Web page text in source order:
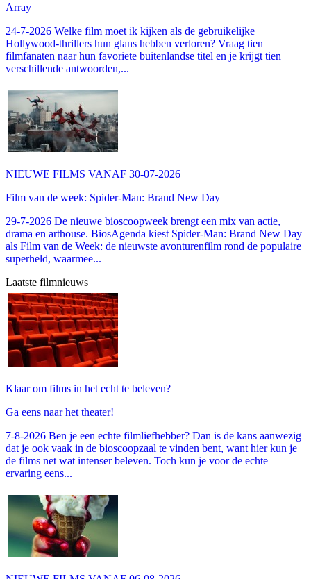
Array
24-7-2026 Welke film moet ik kijken als de gebruikelijke
Hollywood-thrillers hun glans hebben verloren? Vraag tien
filmfanaten naar hun favoriete buitenlandse titel en je krijgt tien
verschillende antwoorden,...
NIEUWE FILMS VANAF 30-07-2026
Film van de week: Spider-Man: Brand New Day
29-7-2026 De nieuwe bioscoopweek brengt een mix van actie,
drama en arthouse. BiosAgenda kiest Spider-Man: Brand New Day
als Film van de Week: de nieuwste avonturenfilm rond de populaire
superheld, waarmee...
Laatste filmnieuws
Klaar om films in het echt te beleven?
Ga eens naar het theater!
7-8-2026 Ben je een echte filmliefhebber? Dan is de kans aanwezig
dat je ook vaak in de bioscoopzaal te vinden bent, want hier kun je
de films net wat intenser beleven. Toch kun je voor de echte
ervaring eens...